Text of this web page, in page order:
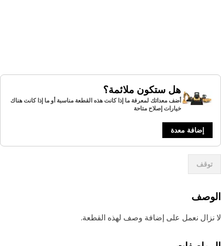
هل ستكون ملائمة؟
أضف معداتك لمعرفة ما إذا كانت هذه القطعة مناسبة أو ما إذا كانت هناك
خيارات إصلاح متاحة
إضافة معدة
توقف
نزال نعمل على إضافة وصف لهذه القطعة.